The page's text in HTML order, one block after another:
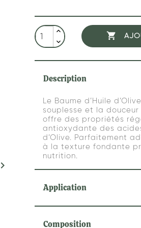


Description
Le Baume d’Huile
souplesse et la
offre des propriétés
antioxydante des
d’Olive. Parfaitement
à la texture fondante
nutrition.
Application
Composition